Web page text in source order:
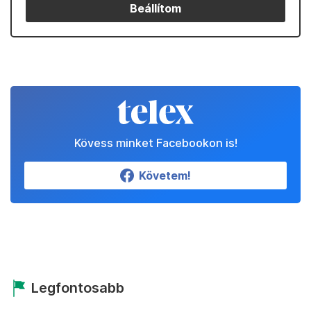
Beállítom
Kövess minket Facebookon is!
Követem!
Legfontosabb